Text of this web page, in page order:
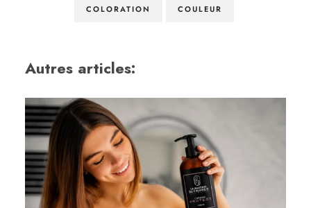
COLORATION COULEUR
Autres articles: